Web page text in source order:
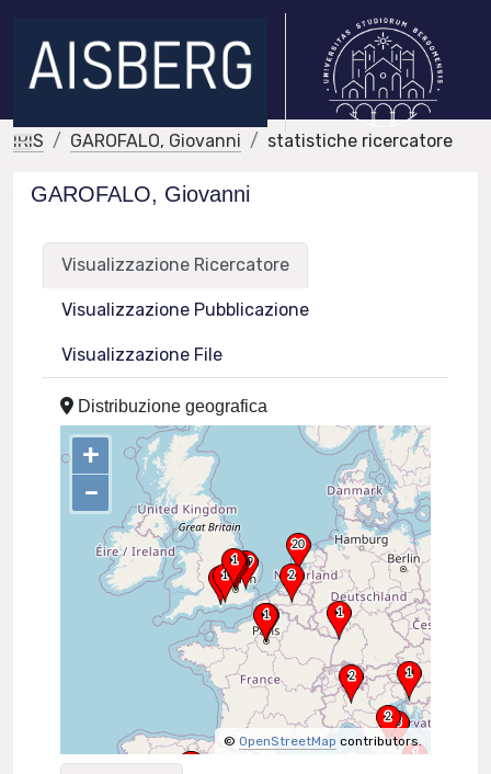
IRIS GAROFALO, Giovanni statistiche ricercatore
GAROFALO, Giovanni
Visualizzazione Ricercatore
Visualizzazione Pubblicazione
Visualizzazione File
Distribuzione geografica
+
–
© OpenStreetMap contributors.